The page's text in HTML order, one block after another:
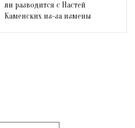
ли разводится с Настей
Каменских из-за измены